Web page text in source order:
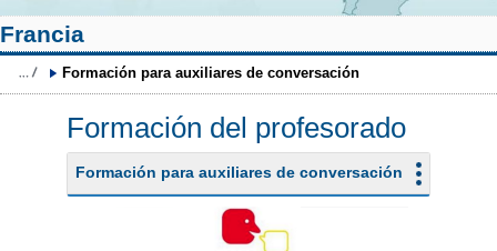
Francia
Formación para auxiliares de conversación
Formación del profesorado
Formación para auxiliares de conversación